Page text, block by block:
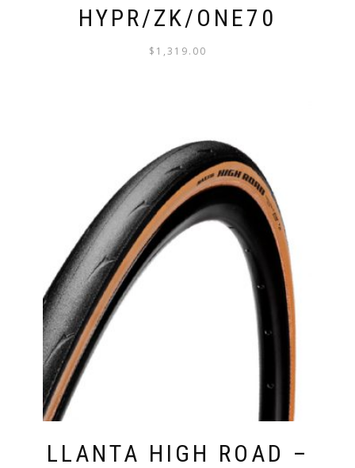
HYPR/ZK/ONE70
$ 1,319.00
LLANTA HIGH ROAD –